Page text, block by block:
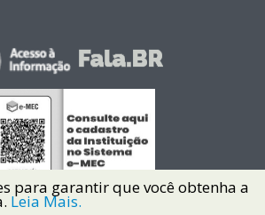
para garantir que você obtenha a
Leia Mais.